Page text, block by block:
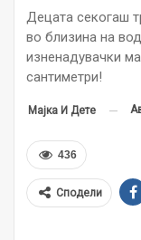
Децата секогаш
во близина на
изненадувачки
сантиметри!
Мајка И Дете
436
Сподели